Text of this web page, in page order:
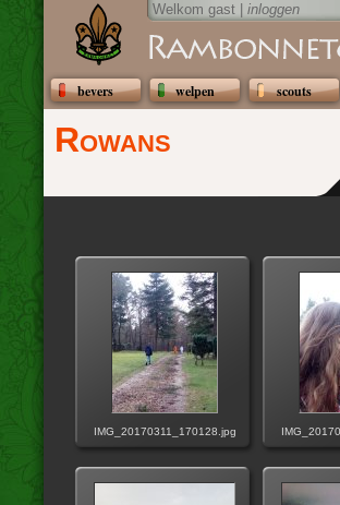
Welkom gast | inloggen
bevers welpen scouts
Rowans
IMG_20170311_170128.jpg